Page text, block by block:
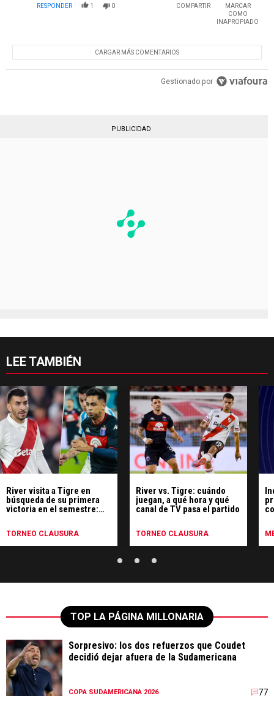
RESPONDER 1 0 COMPARTIR
MARCAR
COMO
INAPROPIADO
CARGAR MÁS COMENTARIOS
Gestionado por
PUBLICIDAD
LEE TAMBIÉN
River visita a Tigre en
búsqueda de su primera
victoria en el semestre:
TORNEO CLAUSURA
River vs. Tigre: cuándo
juegan, a qué hora y qué
canal de TV pasa el partido
TORNEO CLAUSURA
TOP LA PÁGINA MILLONARIA
Sorpresivo: los dos refuerzos que Coudet
decidió dejar afuera de la Sudamericana
COPA SUDAMERICANA 2026 77